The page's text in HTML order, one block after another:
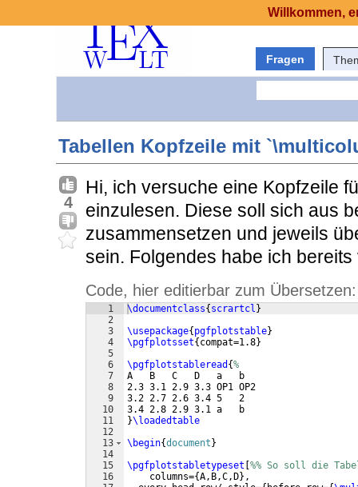
Fragen
Tabellen Kopfzeile mit
4
Hi, ich versuche eine Kopfzeile
einzulesen. Diese soll sich aus
zusammensetzen und jeweils
sein. Folgendes habe ich
Code, hier editierbar zum Übersetzen:
1
2
3
4
5
6
7
8
9
10
11
12
13
14
15
16
\documentclass{ scrartcl }
\usepackage{ pgfplotstable}
\pgfplotsset{ compat=1.8}
\pgfplotstableread {%
A   B   C   D   a   b
2.3 3.1 2.9 3.3 OP1 OP2
3.2 2.7 2.6 3.4 5   2
3.4 2.8 2.9 3.1 a   b
}\loadedtable
\begin{document }
\pgfplotstabletypeset %% So soll die
    columns=
{A,B,C,D} ,
Willkommen,